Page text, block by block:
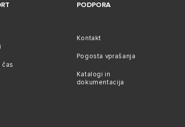
čas
PODPORA
Kontakt
Pogosta vprašanja
Katalogi in
dokumentacija